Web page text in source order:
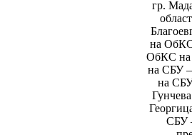
гр.
на ОбКС
ОбКС на
на СБУ –
на
СБУ